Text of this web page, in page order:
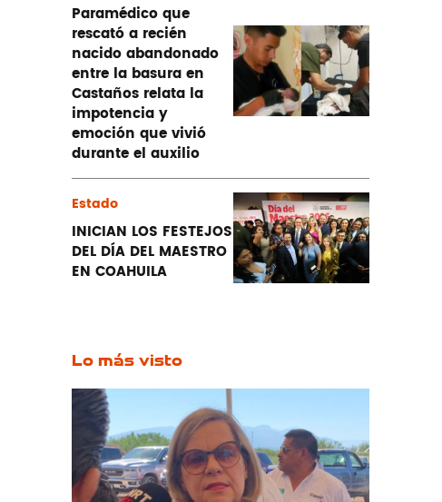
Paramédico que
rescató a recién
nacido abandonado
entre la basura en
Castaños relata la
impotencia y
emoción que vivió
durante el auxilio
Estado
INICIAN LOS FESTEJOS
DEL DÍA DEL MAESTRO
EN COAHUILA
Lo más visto